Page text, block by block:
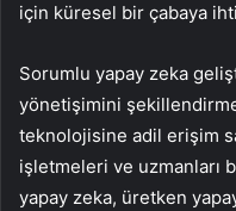
için küresel bir çabaya
Sorumlu yapay zeka
yönetişimini
teknolojisine adil erişim
işletmeleri ve uzmanları
yapay zeka, üretken